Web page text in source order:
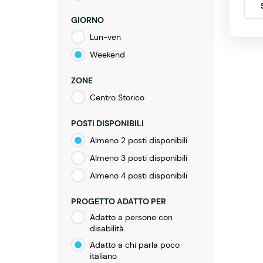
GIORNO
Lun-ven
Weekend
ZONE
Centro Storico
POSTI DISPONIBILI
Almeno 2 posti disponibili
Almeno 3 posti disponibili
Almeno 4 posti disponibili
PROGETTO ADATTO PER
Adatto a persone con
disabilità.
Adatto a chi parla poco
italiano